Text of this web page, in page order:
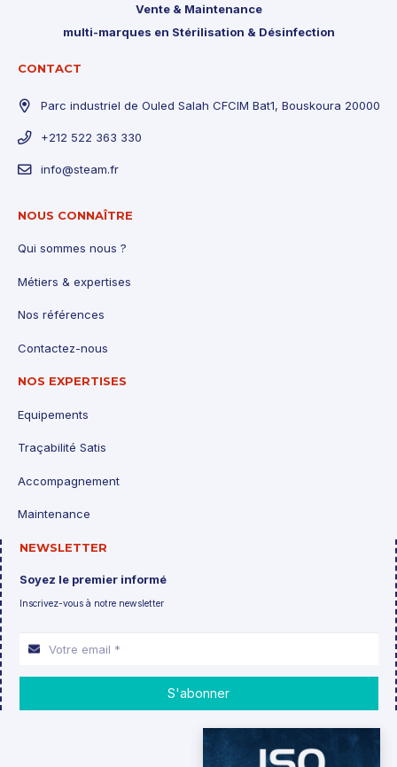
Vente & Maintenance
multi-marques en Stérilisation & Désinfection
CONTACT
Parc industriel de Ouled Salah CFCIM Bat1, Bouskoura 20000
+212 522 363 330
info@steam.fr
NOUS CONNAÎTRE
Qui sommes nous ?
Métiers & expertises
Nos références
Contactez-nous
NOS EXPERTISES
Equipements
Traçabilité Satis
Accompagnement
Maintenance
NEWSLETTER
Soyez le premier informé
Inscrivez-vous à notre newsletter
S'abonner